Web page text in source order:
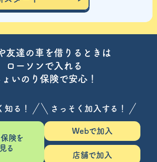
友達の車を借りるときは
ローソンで入れる
ょいのり保険で安心！
知る！
保険を
る
さっそく加入する！
Webで加入
店舗で加入